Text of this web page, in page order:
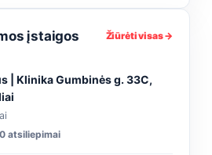
įstaigos Žiūrėti visas →
| Klinika Gumbinės g. 33C,
atsiliepimai